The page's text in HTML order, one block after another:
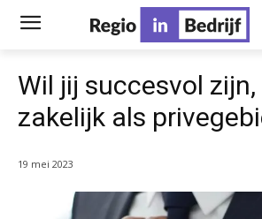
Wil jij succesvol
zakelijk als
19 mei 2023